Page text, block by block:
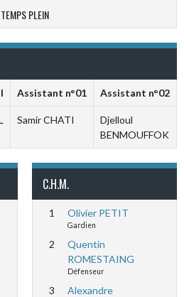
TEMPS PLEIN
Assistant n°01 Assistant n°02
Samir CHATI
Djelloul
BENMOUFFOK
C.H.M.
1 Olivier PETIT
Gardien
2
Quentin
ROMESTAING
Défenseur
3
Alexandre